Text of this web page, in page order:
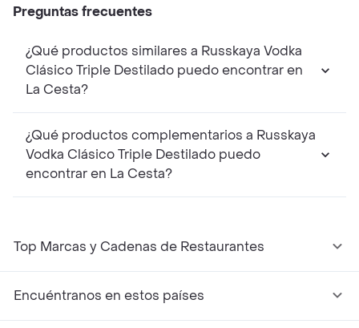
Preguntas frecuentes
¿Qué productos similares a Russkaya Vodka
Clásico Triple Destilado puedo encontrar en
La Cesta?
¿Qué productos complementarios a Russkaya
Vodka Clásico Triple Destilado puedo
encontrar en La Cesta?
Top Marcas y Cadenas de Restaurantes
Encuéntranos en estos países